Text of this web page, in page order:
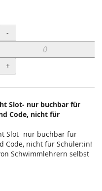
Menge
-
+
Slot- nur buchbar für
Code, nicht für
Slot- nur buchbar für
Code, nicht für Schüler:in!
Schwimmlehrern selbst